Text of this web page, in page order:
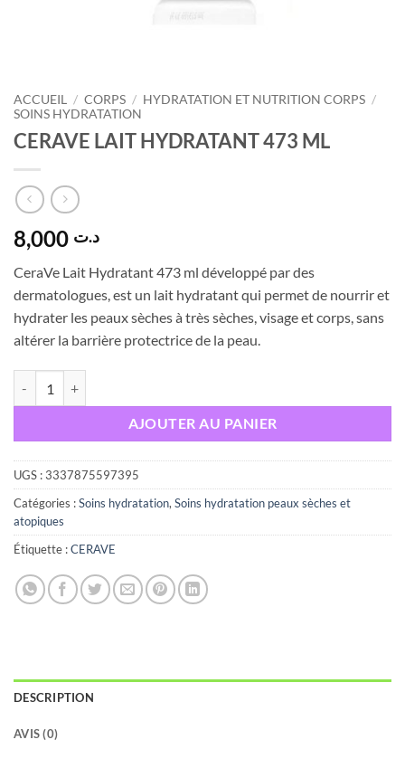
ACCUEIL / CORPS / HYDRATATION ET NUTRITION CORPS /
SOINS HYDRATATION
CERAVE LAIT HYDRATANT 473 ML
د.ت
CeraVe Lait Hydratant 473 ml développé par des
dermatologues, est un lait hydratant qui permet de nourrir et
hydrater les peaux sèches à très sèches, visage et corps, sans
altérer la barrière protectrice de la peau.
AJOUTER AU PANIER
UGS :3337875597395
Catégories :Soins hydratation, Soins hydratation peaux sèches et
atopiques
Étiquette :CERAVE
DESCRIPTION
AVIS (0)